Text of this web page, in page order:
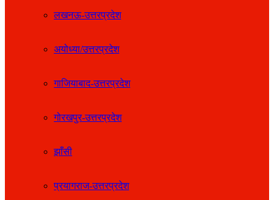
लखनऊ-उत्तरप्रदेश
अयोध्या/उत्तरप्रदेश
गाजियाबाद-उत्तरप्रदेश
गोरखपुर-उत्तरप्रदेश
झाँसी
प्रयागराज-उत्तरप्रदेश